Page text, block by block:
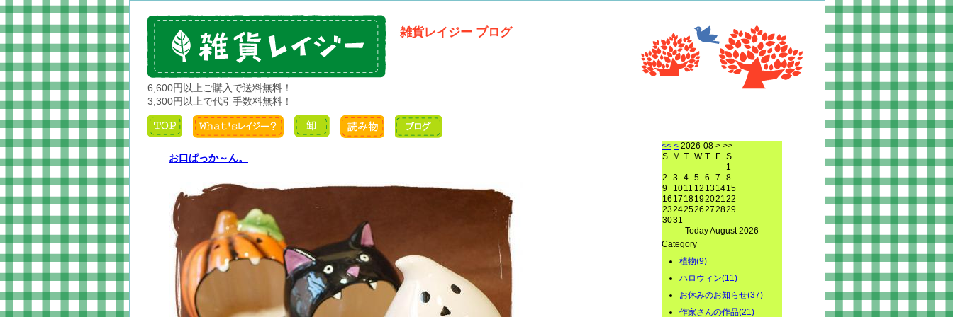
雑貨レイジー ブログ
6,600円以上ご購入で送料無料！
3,300円以上で代引手数料無料！
お口ぱっか～ん。
<< < 2026-08 > >>
S
M T W T F S
1
2
3 4 5 6 7
8
9
1011 12 131415
16 17 1819202122
23242526272829
3031
Today August 2026
Category
植物(9)
ハロウィン(11)
お休みのお知らせ(37)
作家さんの作品(21)